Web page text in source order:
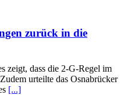
zurück in die
zeigt, dass die 2-G-Regel im
urteilte das Osnabrücker
[...]